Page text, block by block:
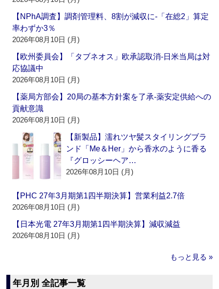
【NPhA調査】調剤管理料、8割が減収に‐「在総2」算定
率わずか3％
2026年08月10日 (月)
【欧州委員会】「タブネオス」欧承認取消‐日米当局は対
応協議中
2026年08月10日 (月)
【薬局方部会】20局の基本方針案を了承‐薬安定供給への
貢献意識
2026年08月10日 (月)
【新製品】濡れツヤ髪スタイリングブラ
ンド「Me＆Her」から香水のように香る
『グロッシーヘア…
2026年08月10日 (月)
【PHC 27年3月期第1四半期決算】営業利益2.7倍
2026年08月10日 (月)
【日本光電 27年3月期第1四半期決算】減収減益
2026年08月10日 (月)
もっと見る »
年月別 全記事一覧